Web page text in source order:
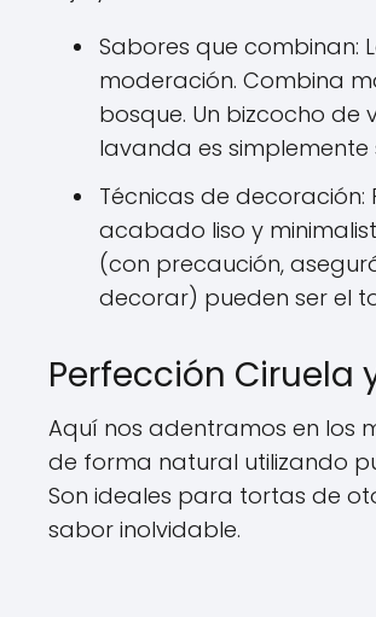
Sabores que combinan:
moderación. Combina
bosque. Un bizcocho
lavanda es simplemente
Técnicas de decoración:
acabado liso y
(con precaución,
decorar) pueden ser el
Perfección Ciruela
Aquí nos adentramos en los
de forma natural utilizando
Son ideales para tortas de
sabor inolvidable.